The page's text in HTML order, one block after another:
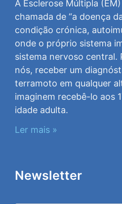
A Esclerose Múltipla
chamada de “a doença
condição crónica,
onde o próprio sistema
sistema nervoso central.
nós, receber um
terramoto em qualquer
imaginem recebê-lo aos
idade adulta.
Ler mais »
Newsletter